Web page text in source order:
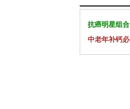
抗癌明星组
中老年补钙